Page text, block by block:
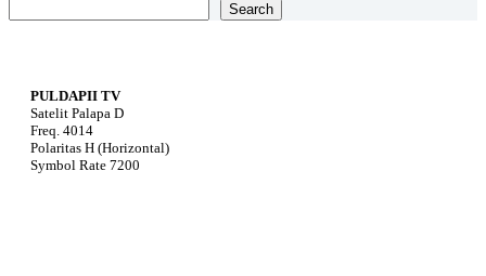
Search
PULDAPII TV
Satelit Palapa D
Freq. 4014
Polaritas H (Horizontal)
Symbol Rate 7200